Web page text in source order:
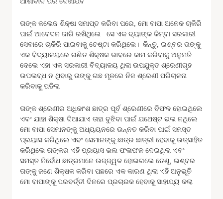
ତାଙ୍କ କଲେଜ ଶିକ୍ଷା ସମାପ୍ତ କରିବା ପରେ, ମୋ ବାପା ଅନେକ ଚାକିରି
ପାଇଁ ଆବେଦନ ଜାରି ରଖିଥିଲେ ସେ ଏକ ବ୍ୟାଙ୍କ କିମ୍ବା ସରକାରୀ
ସେବାରେ ଚାକିରି ପାଇବାକୁ ଚେଷ୍ଟା କରିଥିଲେ। କିନ୍ତୁ, ଇଶ୍ବର ତାଙ୍କୁ
ଏକ ବିଦ୍ୟାଳୟରେ ଗଣିତ ଶିକ୍ଷକ ଭାବରେ କାମ କରିବାକୁ ଅନୁମତି
ଦେଲେ ଏହା ଏକ ସରକାରୀ ବିଦ୍ୟାଳୟ ଥିଲା ଉପଯୁକ୍ତ ଶ୍ରେଣୀଗୃହ
ଉପଲବ୍ଧ ନ ଥିବାରୁ ତାଙ୍କୁ ଗଛ ମୂଳରେ ନିଜ ଶ୍ରେଣୀ ପରିଚାଳନା
କରିବାକୁ ପଡିଲା
ତାଙ୍କ ଶ୍ରେଣୀର ଅଧିକାଂଶ ଛାତ୍ର ପୂର୍ବ ଶ୍ରେଣୀରେ ବିଫଳ ହୋଇଥିଲେ
ଏବଂ ଯାହା ଶିକ୍ଷା ଦିଆଯାଏ ତାହା ବୁଝିବା ପାଇଁ ଯଥେଷ୍ଟ ଭଲ ନଥିଲେ
ମୋ ବାପା ସେମାନଙ୍କୁ ଅଧ୍ୟୟନରେ ଉନ୍ନତ କରିବା ପାଇଁ ସମସ୍ତ
ପ୍ରୟାସ କରିଥିଲେ ଏବଂ ସେମାନଙ୍କୁ ଛାତ୍ର ଛାତ୍ରୀ ହେବାକୁ ଉତ୍ସାହିତ
କରିଥିଲେ ତାଙ୍କର ଏହି ପ୍ରୟାସ ଭଲ ଫଳାଫଳ ଦେଇଥିଲା ଏବଂ
ସମସ୍ତ ନିର୍ବୋଧ ଛାତ୍ରମାନେ ଉଜ୍ଜ୍ୱଳ ହୋଇଗଲେ ତେଣୁ, ଇଶ୍ବର
ତାଙ୍କୁ ଜଣେ ଶିକ୍ଷକ କରିବା ପଛରେ ଏକ କାରଣ ଥିଲା ଏହି ଅନୁଭୂତି
ମୋ ବାପାଙ୍କୁ ପରବର୍ତ୍ତୀ ଦିନରେ ପ୍ରଚାରକ ହେବାକୁ ସାହାଯ୍ୟ କଲା